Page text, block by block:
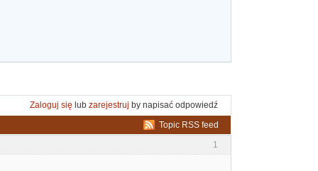
Zaloguj się lub zarejestruj by napisać odpowiedź
Topic RSS feed
1